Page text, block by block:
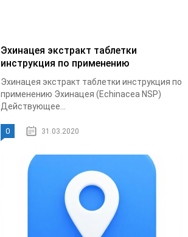
Эхинацея экстракт таблетки
инструкция по применению
Эхинацея экстракт таблетки инструкция по
применению Эхинацея (Echinacea NSP)
Действующее...
0 31.03.2020